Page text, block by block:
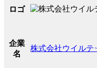
ロゴ
企業
名
株式会社ウイルテ